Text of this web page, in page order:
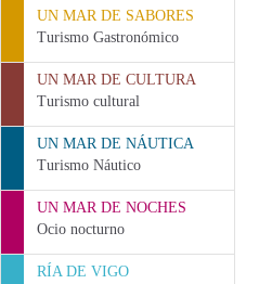
UN MAR DE SABORES
Turismo Gastronómico
UN MAR DE CULTURA
Turismo cultural
UN MAR DE NÁUTICA
Turismo Náutico
UN MAR DE NOCHES
Ocio nocturno
RÍA DE VIGO